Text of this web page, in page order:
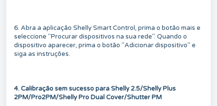
6. Abra a aplicação Shelly Smart Control, prima o botão mais e
seleccione "Procurar dispositivos na sua rede". Quando o
dispositivo aparecer, prima o botão "Adicionar dispositivo" e
siga as instruções.
4. Calibração sem sucesso para Shelly 2.5/Shelly Plus
2PM/Pro2PM/Shelly Pro Dual Cover/Shutter PM